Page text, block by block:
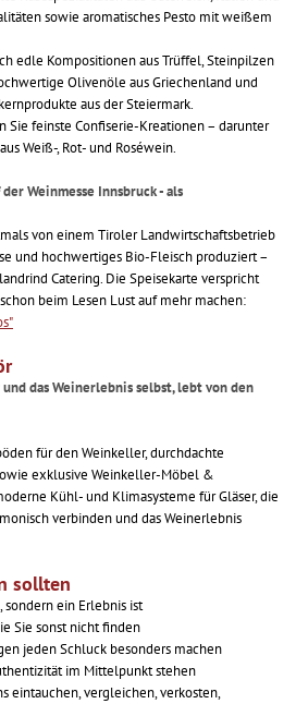
sowie aromatisches Pesto mit weißem
edle Kompositionen aus Trüffel, Steinpilzen
Olivenöle aus Griechenland und
aus der Steiermark.
Sie feinste Confiserie-Kreationen – darunter
Weiß-, Rot- und Roséwein.
Weinmesse Innsbruck - als
von einem Tiroler Landwirtschaftsbetrieb
und hochwertiges Bio-Fleisch produziert –
Catering. Die Speisekarte verspricht
beim Lesen Lust auf mehr machen:
das Weinerlebnis selbst, lebt von den
für den Weinkeller, durchdachte
exklusive Weinkeller-Möbel &
Kühl- und Klimasysteme für Gläser, die
verbinden und das Weinerlebnis
sollten
sondern ein Erlebnis ist
Sie sonst nicht finden
jeden Schluck besonders machen
im Mittelpunkt stehen
eintauchen, vergleichen, verkosten,